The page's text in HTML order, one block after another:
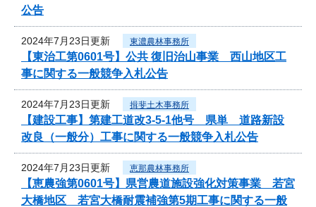
公告
2024年7月23日更新 東濃農林事務所
【東治工第0601号】公共 復旧治山事業 西山地区工
事に関する一般競争入札公告
2024年7月23日更新 揖斐土木事務所
【建設工事】第建工道改3-5-1他号 県単 道路新設
改良（一般分）工事に関する一般競争入札公告
2024年7月23日更新 恵那農林事務所
【恵農強第0601号】県営農道施設強化対策事業 若宮
大橋地区 若宮大橋耐震補強第5期工事に関する一般